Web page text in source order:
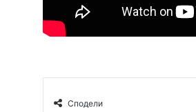
Сподели